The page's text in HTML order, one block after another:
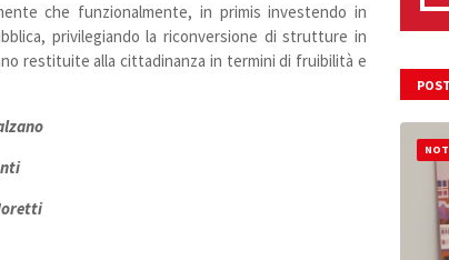
che funzionalmente, in primis investendo in
privilegiando la riconversione di strutture in
restituite alla cittadinanza in termini di fruibilità e